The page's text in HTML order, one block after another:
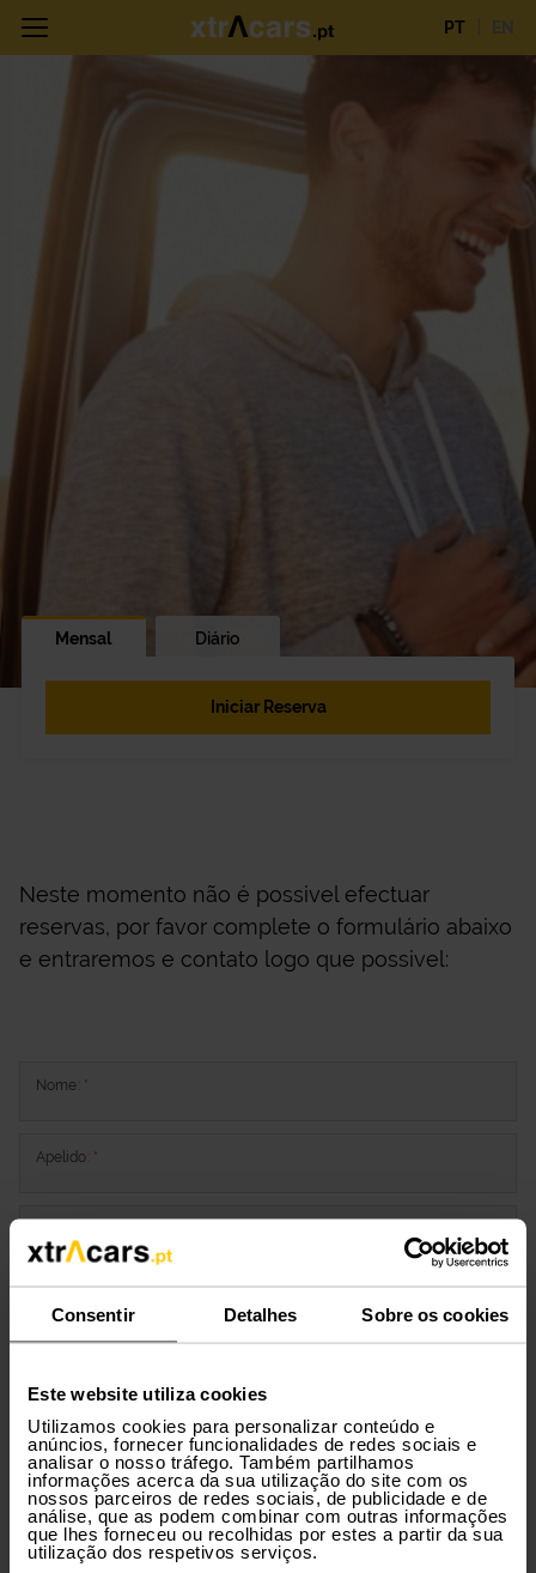
Consentir Detalhes Sobre os cookies
Este website utiliza cookies
Utilizamos cookies para personalizar conteúdo e
anúncios, fornecer funcionalidades de redes sociais e
analisar o nosso tráfego. Também partilhamos
informações acerca da sua utilização do site com os
nossos parceiros de redes sociais, de publicidade e de
análise, que as podem combinar com outras informações
que lhes forneceu ou recolhidas por estes a partir da sua
utilização dos respetivos serviços.
PT
Mensal Diário
Iniciar Reserva
Neste momento não é possivel efectuar
reservas, por favor complete o formulário abaixo
e entraremos e contato logo que possivel:
Nome *
Apelido *
Localidade *
Data: *